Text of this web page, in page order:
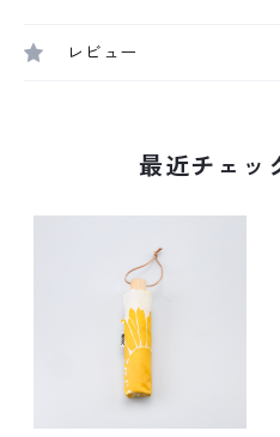
レビュー
最近チェッ